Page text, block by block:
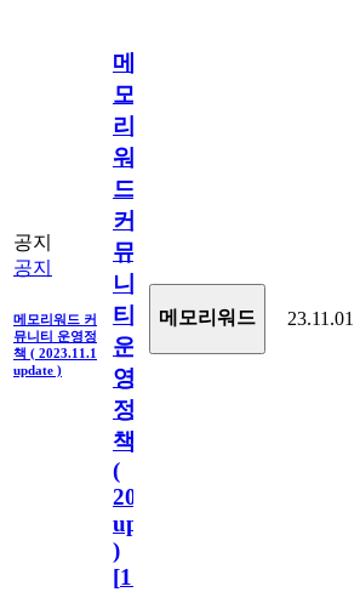
공지
공지
메모리워드 커
뮤니티 운영정
책 ( 2023.11.1
update )
메
모
리
워
드
커
뮤
니
티
운
영
정
책
(
2023.11.1
update
)
[110
메모리워드 23.11.01